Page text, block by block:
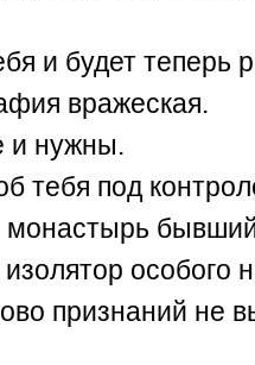
и будет теперь
вражеская.
и нужны.
тебя под
монастырь
особого
признаний не